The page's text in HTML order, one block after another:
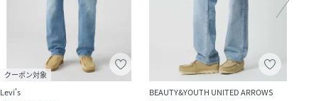
クーポン対象
Levi's
BEAUTY&YOUTH UNITED ARROWS